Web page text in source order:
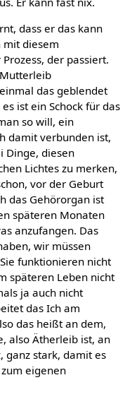
dass er das kann
mit diesem
der passiert.
das geblendet
ist ein Schock für das
so will, ein
damit verbunden ist,
Dinge, diesen
Lichtes zu merken,
vor der Geburt
das Gehörorgan ist
späteren Monaten
anzufangen. Das
wir müssen
funktionieren nicht
späteren Leben nicht
ja auch nicht
das Ich am
das heißt an dem,
also Ätherleib ist, an
ganz stark, damit es
eigenen